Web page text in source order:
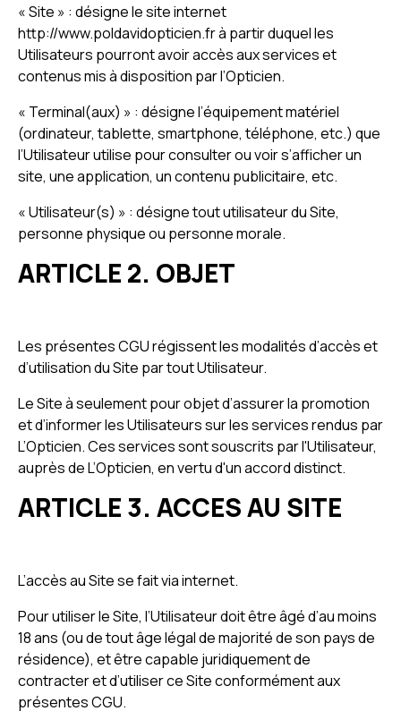
« Site » : désigne le site internet
http://www.poldavidopticien.fr à partir duquel les
Utilisateurs pourront avoir accès aux services et
contenus mis à disposition par l’Opticien.
« Terminal(aux) » : désigne l’équipement matériel
(ordinateur, tablette, smartphone, téléphone, etc.) que
l’Utilisateur utilise pour consulter ou voir s’afficher un
site, une application, un contenu publicitaire, etc.
« Utilisateur(s) » : désigne tout utilisateur du Site,
personne physique ou personne morale.
ARTICLE 2. OBJET
Les présentes CGU régissent les modalités d’accès et
d’utilisation du Site par tout Utilisateur.
Le Site à seulement pour objet d’assurer la promotion
et d’informer les Utilisateurs sur les services rendus par
L’Opticien. Ces services sont souscrits par l'Utilisateur,
auprès de L’Opticien, en vertu d'un accord distinct.
ARTICLE 3. ACCES AU SITE
L’accès au Site se fait via internet.
Pour utiliser le Site, l’Utilisateur doit être âgé d’au moins
18 ans (ou de tout âge légal de majorité de son pays de
résidence), et être capable juridiquement de
contracter et d’utiliser ce Site conformément aux
présentes CGU.